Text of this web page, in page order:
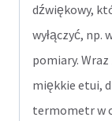
dźwiękowy,
wyłączyć, np.
pomiary.
miękkie etui,
termometr w